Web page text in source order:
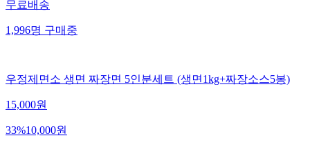
무료배송
1,996명구매중
우정제면소 생면 짜장면 5인분세트 (생면1kg+짜장소스5봉)
15,000원
33%10,000원